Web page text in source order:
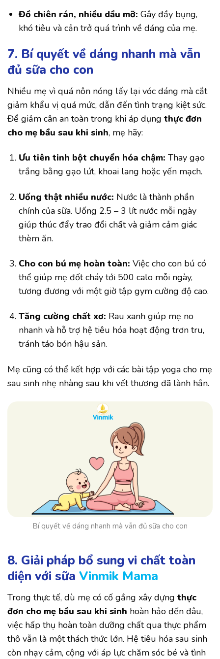
Đồ chiên rán, nhiều dầu mỡ: Gây đầy bụng,
khó tiêu và cản trở quá trình về dáng của mẹ.
7. Bí quyết về dáng nhanh mà vẫn
đủ sữa cho con
Nhiều mẹ vì quá nôn nóng lấy lại vóc dáng mà cắt
giảm khẩu vị quá mức, dẫn đến tình trạng kiệt sức.
Để giảm cân an toàn trong khi áp dụng thực đơn
cho mẹ bầu sau khi sinh, mẹ hãy:
Ưu tiên tinh bột chuyển hóa chậm: Thay gạo
trắng bằng gạo lứt, khoai lang hoặc yến mạch.
Uống thật nhiều nước: Nước là thành phần
chính của sữa. Uống 2.5 – 3 lít nước mỗi ngày
giúp thúc đẩy trao đổi chất và giảm cảm giác
thèm ăn.
Cho con bú mẹ hoàn toàn: Việc cho con bú có
thể giúp mẹ đốt cháy tới 500 calo mỗi ngày,
tương đương với một giờ tập gym cường độ cao.
Tăng cường chất xơ: Rau xanh giúp mẹ no
nhanh và hỗ trợ hệ tiêu hóa hoạt động trơn tru,
tránh táo bón hậu sản.
Mẹ cũng có thể kết hợp với các bài tập yoga cho mẹ
sau sinh nhẹ nhàng sau khi vết thương đã lành hẳn.
Bí quyết về dáng nhanh mà vẫn đủ sữa cho con
8. Giải pháp bổ sung vi chất toàn
diện với sữa Vinmik Mama
Trong thực tế, dù mẹ có cố gắng xây dựng thực
đơn cho mẹ bầu sau khi sinh hoàn hảo đến đâu,
việc hấp thụ hoàn toàn dưỡng chất qua thực phẩm
thô vẫn là một thách thức lớn. Hệ tiêu hóa sau sinh
còn nhạy cảm, cộng với áp lực chăm sóc bé và tình